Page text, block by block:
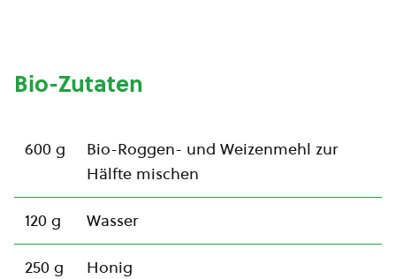
Bio-Zutaten
600 g
Bio-Roggen- und Weizenmehl zur
Hälfte mischen
120 g Wasser
250 g Honig